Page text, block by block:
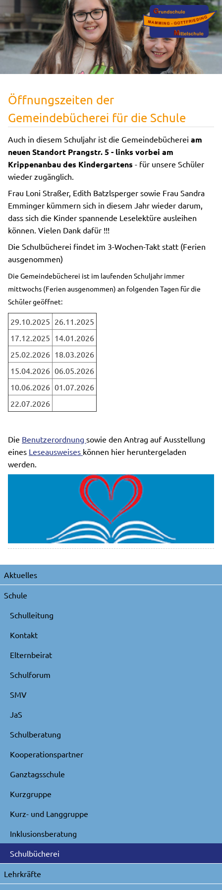
Öffnungszeiten der
Gemeindebücherei für die Schule
Auch in diesem Schuljahr ist die Gemeindebücherei am
neuen Standort Prangstr. 5 - links vorbei am
Krippenanbau des Kindergartens - für unsere Schüler
wieder zugänglich.
Frau Loni Straßer, Edith Batzlsperger sowie Frau Sandra
Emminger kümmern sich in diesem Jahr wieder darum,
dass sich die Kinder spannende Leselektüre ausleihen
können. Vielen Dank dafür !!!
Die Schulbücherei findet im 3-Wochen-Takt statt (Ferien
ausgenommen)
Die Gemeindebücherei ist im laufenden Schuljahr immer
mittwochs (Ferien ausgenommen) an folgenden Tagen für die
Schüler geöffnet:
29.10.2025 26.11.2025
17.12.2025 14.01.2026
25.02.2026 18.03.2026
15.04.2026 06.05.2026
10.06.2026 01.07.2026
22.07.2026
Die Benutzerordnung sowie den Antrag auf Ausstellung
eines Leseausweises können hier heruntergeladen
werden.
Navigation
Aktuelles
Schule
Schulleitung
Kontakt
Elternbeirat
Schulforum
SMV
JaS
Schulberatung
Kooperationspartner
Ganztagsschule
Kurzgruppe
Kurz- und Langgruppe
Inklusionsberatung
Schulbücherei
Lehrkräfte